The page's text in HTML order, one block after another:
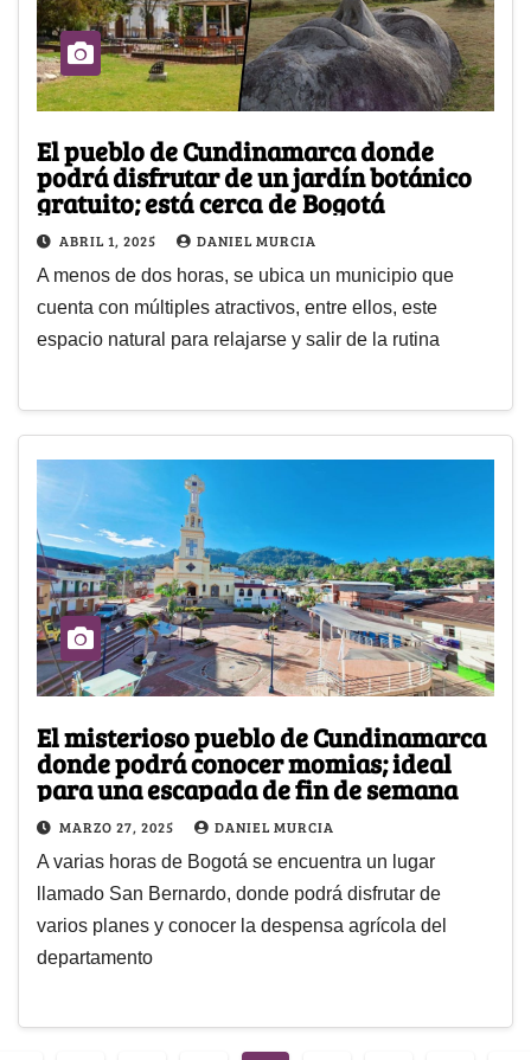
El pueblo de Cundinamarca donde
podrá disfrutar de un jardín botánico
gratuito; está cerca de Bogotá
ABRIL 1, 2025 DANIEL MURCIA
A menos de dos horas, se ubica un municipio que
cuenta con múltiples atractivos, entre ellos, este
espacio natural para relajarse y salir de la rutina
El misterioso pueblo de Cundinamarca
donde podrá conocer momias; ideal
para una escapada de fin de semana
MARZO 27, 2025 DANIEL MURCIA
A varias horas de Bogotá se encuentra un lugar
llamado San Bernardo, donde podrá disfrutar de
varios planes y conocer la despensa agrícola del
departamento